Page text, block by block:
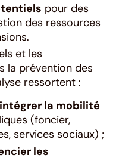
pour des
des ressources
et les
la prévention des
ressortent :
la mobilité
(foncier,
services sociaux) ;
les